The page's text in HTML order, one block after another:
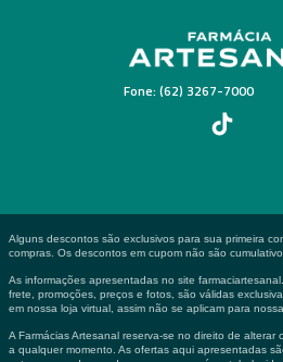
Fone: (62) 3267-7000
Alguns descontos são exclusivos para sua primeira
compras. Os descontos em cupom não são
As informações apresentadas no site
frete, promoções, preços e fotos, são válidas
em nossa loja virtual, assim não se aplicam para
A Farmácias Artesanal reserva-se no direito de alterar
a qualquer momento. As ofertas aqui apresentadas